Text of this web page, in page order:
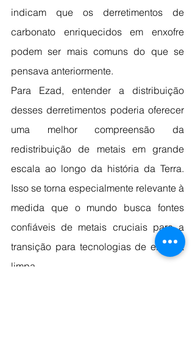
indicam que os derretimentos de
carbonato enriquecidos em enxofre
podem ser mais comuns do que se
pensava anteriormente.
Para Ezad, entender a distribuição
desses derretimentos poderia oferecer
uma melhor compreensão da
redistribuição de metais em grande
escala ao longo da história da Terra.
Isso se torna especialmente relevante à
medida que o mundo busca fontes
confiáveis de metais cruciais para a
transição para tecnologias de energia
limpa.